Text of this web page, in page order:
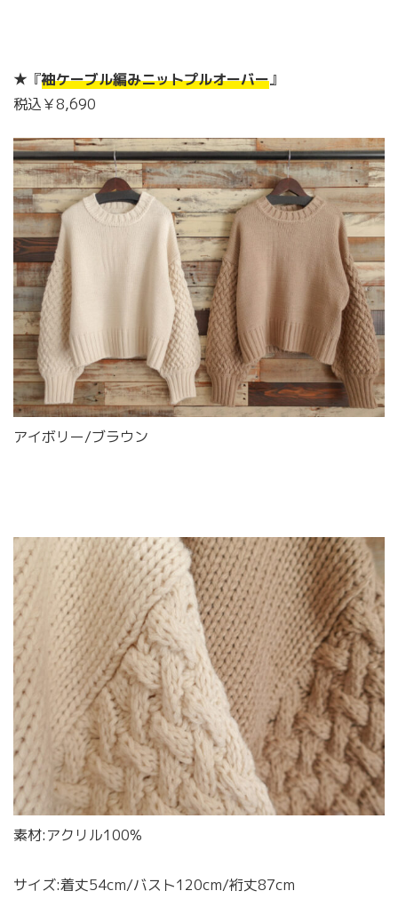
★『袖ケーブル編みニットプルオーバー』
税込￥8,690
アイボリー/ブラウン
素材:アクリル100%
サイズ:着丈54cm/バスト120cm/裄丈87cm